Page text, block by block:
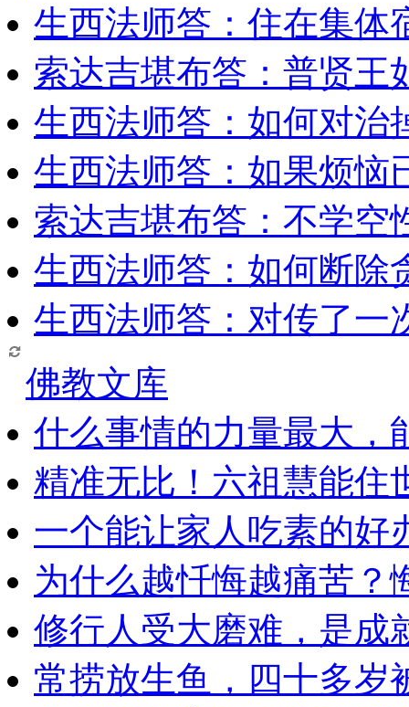
生西法师答：住在集体
索达吉堪布答：普贤王
生西法师答：如何对治
生西法师答：如果烦恼
索达吉堪布答：​不学空
生西法师答：如何断除
生西法师答：对传了一
佛教文库
什么事情的力量最大，
精准无比！六祖慧能住
一个能让家人吃素的好
为什么越忏悔越痛苦？
修行人受大磨难，是成
常捞放生鱼，四十多岁